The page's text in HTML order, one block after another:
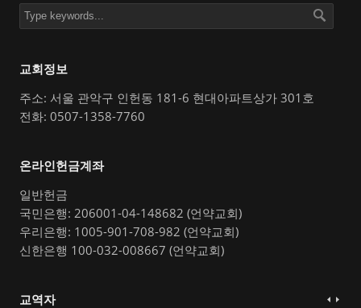
교회정보
주소: 서울 관악구 인헌동 181-6 현대아파트상가 301호
전화: 0507-1358-7760
온라인헌금계좌
일반헌금
국민은행: 206001-04-148682 (언약교회)
우리은행: 1005-901-708-982 (언약교회)
신한은행 100-032-008667 (언약교회)
교역자